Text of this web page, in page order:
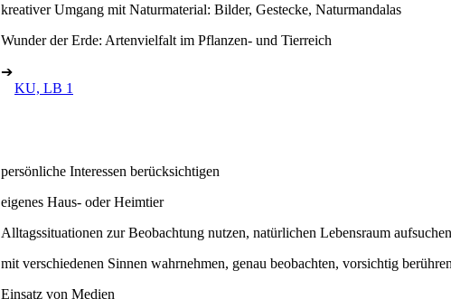
kreativer Umgang mit Naturmaterial: Bilder, Gestecke, Naturmandalas
Wunder der Erde: Artenvielfalt im Pflanzen- und Tierreich
➔
KU, LB 1
persönliche Interessen berücksichtigen
eigenes Haus- oder Heimtier
Alltagssituationen zur Beobachtung nutzen, natürlichen Lebensraum aufsuchen
mit verschiedenen Sinnen wahrnehmen, genau beobachten, vorsichtig berühren
Einsatz von Medien